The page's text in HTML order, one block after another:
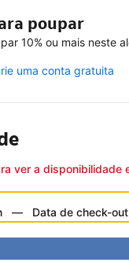
poupar
10% ou mais neste
uma conta gratuita
ver a disponibilidade
— Data de check-out